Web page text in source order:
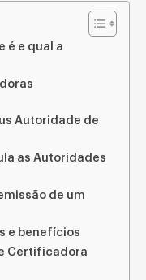
é e qual a
Autoridade de
as Autoridades
de um
e benefícios
Certificadora